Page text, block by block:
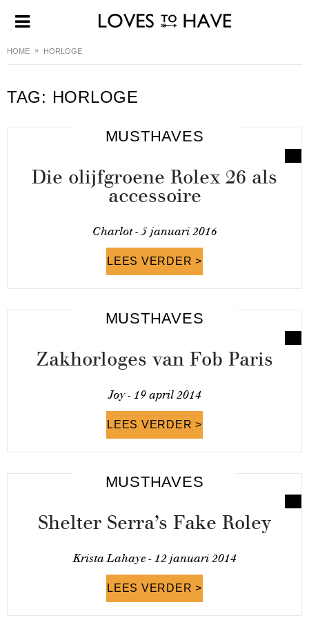
HOME HORLOGE
TAG: HORLOGE
MUSTHAVES
Die olijfgroene Rolex 26 als
accessoire
Charlot -5 januari 2016
LEES VERDER >
MUSTHAVES
Zakhorloges van Fob Paris
Joy - 19 april 2014
LEES VERDER >
MUSTHAVES
Shelter Serra’s Fake Roley
Krista Lahaye - 12 januari 2014
LEES VERDER >